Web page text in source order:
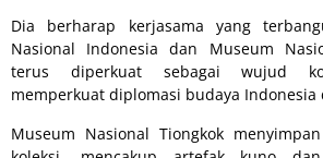
Dia berharap kerjasama yang
Nasional Indonesia dan Museum
terus diperkuat sebagai wujud
memperkuat diplomasi budaya Indonesia
Museum Nasional Tiongkok